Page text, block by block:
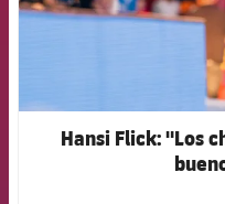
Hansi Flick: "Los